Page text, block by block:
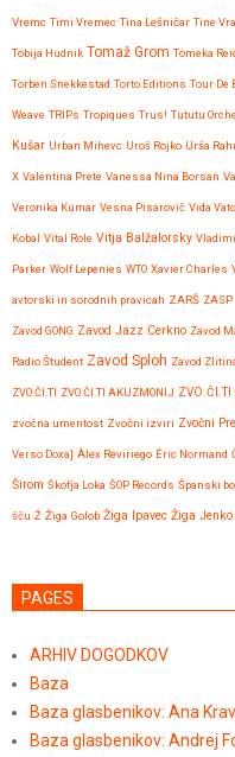
Vremc Timi Vremec Tina Lešničar Tine
Tobija Hudnik Tomaž Grom Tomeka
Torben Snekkestad Torto Editions Tour De
Weave TRIPs Tropiques Trus! Tututu
Kušar Urban Mihevc Uroš Rojko Urša
X Valentina Prete Vanessa Nina Borsan
Veronika Kumar Vesna Pisarovič Vida
Kobal Vital Role Vitja Balžalorsky
Parker Wolf Lepenies WTO Xavier Charles
avtorski in sorodnih pravicah ZARŠ ZASP
Zavod GONG Zavod Jazz Cerkno Zavod
Radio Študent Zavod Sploh Zavod
ZVO.ČI.TI ZVO.ČI.TI AKUZMONIJ
zvočna umentost Zvočni izviri Zvočni
Verso Doxa] Àlex Reviriego Éric Normand
Širom Škofja Loka ŠOP Records Španski
šču Ž Žiga Golob Žiga Ipavec Žiga Jenko
PAGES
ARHIV DOGODKOV
Baza
Baza glasbenikov: Ana
Baza glasbenikov: Andrej